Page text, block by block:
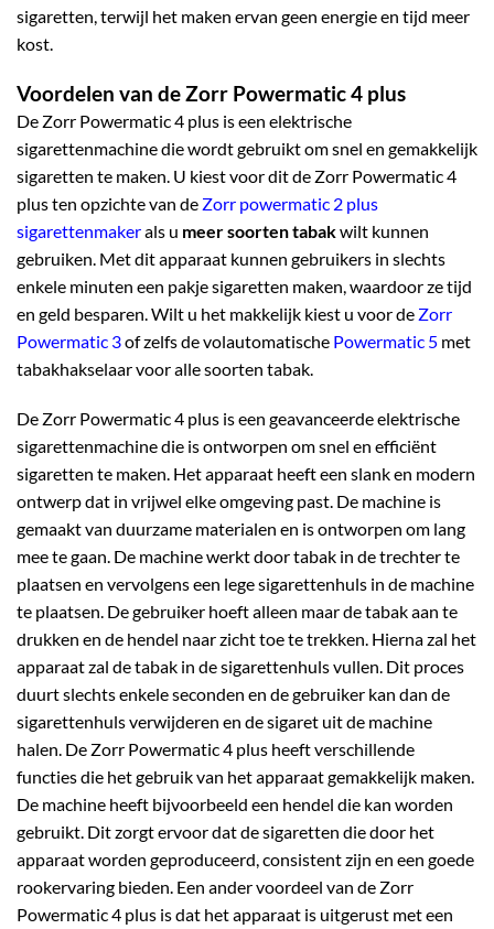
sigaretten, terwijl het maken ervan geen energie en tijd meer
kost.
Voordelen van de Zorr Powermatic 4 plus
De Zorr Powermatic 4 plus is een elektrische
sigarettenmachine die wordt gebruikt om snel en gemakkelijk
sigaretten te maken. U kiest voor dit de Zorr Powermatic 4
plus ten opzichte van de Zorr powermatic 2 plus
sigarettenmakerals u meer soorten tabakwilt kunnen
gebruiken. Met dit apparaat kunnen gebruikers in slechts
enkele minuten een pakje sigaretten maken, waardoor ze tijd
en geld besparen. Wilt u het makkelijk kiest u voor de Zorr
Powermatic 3of zelfs de volautomatische Powermatic 5 met
tabakhakselaar voor alle soorten tabak.
De Zorr Powermatic 4 plus is een geavanceerde elektrische
sigarettenmachine die is ontworpen om snel en efficiënt
sigaretten te maken. Het apparaat heeft een slank en modern
ontwerp dat in vrijwel elke omgeving past. De machine is
gemaakt van duurzame materialen en is ontworpen om lang
mee te gaan. De machine werkt door tabak in de trechter te
plaatsen en vervolgens een lege sigarettenhuls in de machine
te plaatsen. De gebruiker hoeft alleen maar de tabak aan te
drukken en de hendel naar zicht toe te trekken. Hierna zal het
apparaat zal de tabak in de sigarettenhuls vullen. Dit proces
duurt slechts enkele seconden en de gebruiker kan dan de
sigarettenhuls verwijderen en de sigaret uit de machine
halen. De Zorr Powermatic 4 plus heeft verschillende
functies die het gebruik van het apparaat gemakkelijk maken.
De machine heeft bijvoorbeeld een hendel die kan worden
gebruikt. Dit zorgt ervoor dat de sigaretten die door het
apparaat worden geproduceerd, consistent zijn en een goede
rookervaring bieden. Een ander voordeel van de Zorr
Powermatic 4 plus is dat het apparaat is uitgerust met een